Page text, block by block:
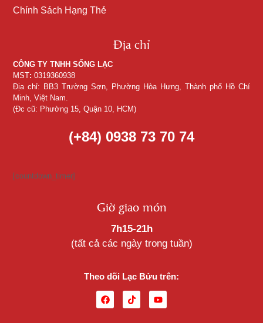
Chính Sách Hạng Thẻ
Địa chỉ
CÔNG TY TNHH SỐNG LẠC
MST: 0319360938
Địa chỉ: BB3 Trường Sơn, Phường Hòa Hưng, Thành phố Hồ Chí
Minh, Việt Nam.
(Đc cũ: Phường 15, Quận 10, HCM)
(+84) 0938 73 70 74
[countdown_timer]
Giờ giao món
7h15-21h
(tất cả các ngày trong tuần)
Theo dõi Lạc Bửu trên: